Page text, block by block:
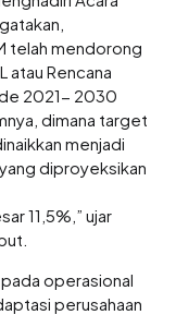
telah mendorong
atau Rencana
2021- 2030
dimana target
menjadi
diproyeksikan
11,5%,” ujar
operasional
perusahaan